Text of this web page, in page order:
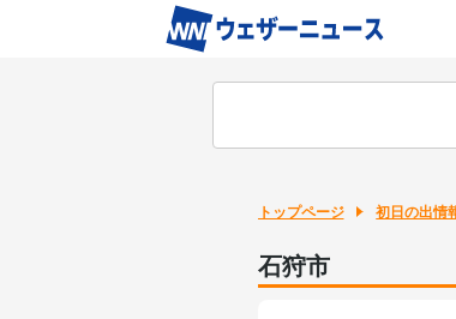
トップページ 初日の出情
石狩市